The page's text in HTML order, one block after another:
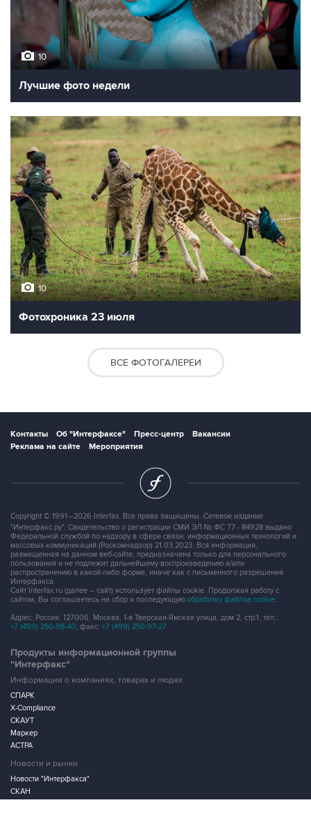
10
Лучшие фото недели
10
Фотохроника 23 июля
ВСЕ ФОТОГАЛЕРЕИ
Контакты Об "Интерфаксе" Пресс-центр
Вакансии
Реклама на сайте
Мероприятия
Copyright © 1991—2026 Interfax. Все права защищены. Сетевое издание
"Интерфакс.ру". Свидетельство о регистрации СМИ ЭЛ № ФС 77 - 84928 выдано
Федеральной службой по надзору в сфере связи, информационных технологий и
массовых коммуникаций (Роскомнадзор) 21.03.2023. Вся информация,
размещенная на данном веб-сайте, предназначена только для персонального
пользования и не подлежит дальнейшему воспроизведению и/или
распространению в какой-либо форме, иначе как с письменного разрешения
Интерфакса.
Сайт Interfax.ru (далее – сайт) использует файлы cookie. Продолжая работу с
сайтом, Вы соглашаетесь на сбор и последующую обработку файлов cookie.
Адрес: Россия, 127006, Москва, 1-я Тверская-Ямская улица, дом 2, стр.1, тел.:
+7 (499) 250-98-40, факс: +7 (499) 250-97-27
Продукты информационной группы
"Интерфакс"
Информация о компаниях, товарах и людях
СПАРК
X-Compliance
СКАУТ
Маркер
АСТРА
Новости и рынки
Новости "Интерфакса"
СКАН